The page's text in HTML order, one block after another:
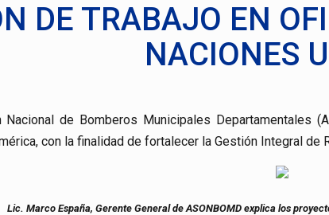
DE TRABAJO EN
NACIONES
de Bomberos Municipales Departamentales
con la finalidad de fortalecer la Gestión Integral
Lic. Marco España, Gerente General de ASONBOMD explica los